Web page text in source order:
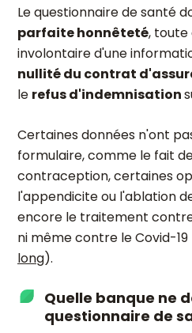
Le questionnaire de santé
parfaite honnêteté, toute
involontaire d'une
nullité du contrat
le refus d'indemnisation
Certaines données n'ont
formulaire, comme le fait
contraception, certaines
l'appendicite ou l'ablation
encore le traitement
ni même contre le Covid-
long).
Quelle banque ne
questionnaire de